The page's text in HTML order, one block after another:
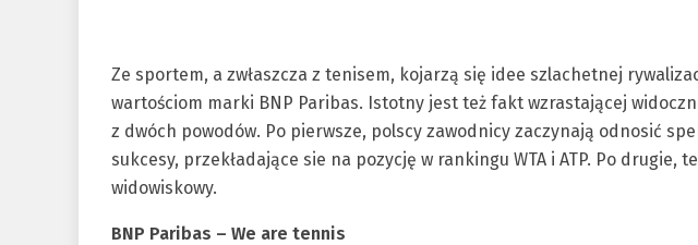
Ze sportem, a zwłaszcza z tenisem, kojarzą się idee szlachetnej
wartościom marki BNP Paribas. Istotny jest też fakt wzrastającej
z dwóch powodów. Po pierwsze, polscy zawodnicy zaczynają odnosić
sukcesy, przekładające sie na pozycję w rankingu WTA i ATP. Po drugie,
widowiskowy.
BNP Paribas – We are tennis